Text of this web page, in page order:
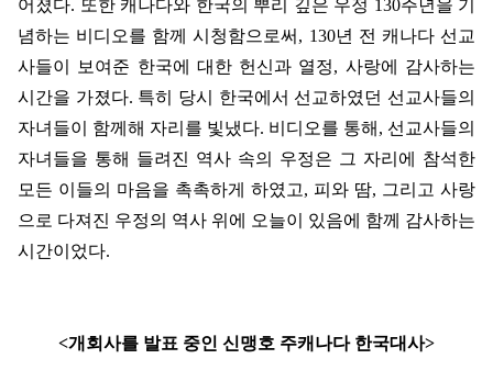
어졌다. 또한 캐나다와 한국의 뿌리 깊은 우정 130주년을 기
념하는 비디오를 함께 시청함으로써 , 130년 전 캐나다 선교
사들이 보여준 한국에 대한 헌신과 열정, 사랑에 감사하는
시간을 가졌다. 특히 당시 한국에서 선교하였던 선교사들의
자녀들이 함께해 자리를 빛냈다. 비디오를 통해 , 선교사들의
자녀들을 통해 들려진 역사 속의 우정은 그 자리에 참석한
모든 이들의 마음을 촉촉하게 하였고, 피와 땀, 그리고 사랑
으로 다져진 우정의 역사 위에 오늘이 있음에 함께 감사하는
시간이었다.
<개회사를 발표 중인 신맹호 주캐나다 한국대사>